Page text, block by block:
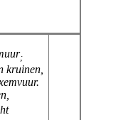
;
kruinen,